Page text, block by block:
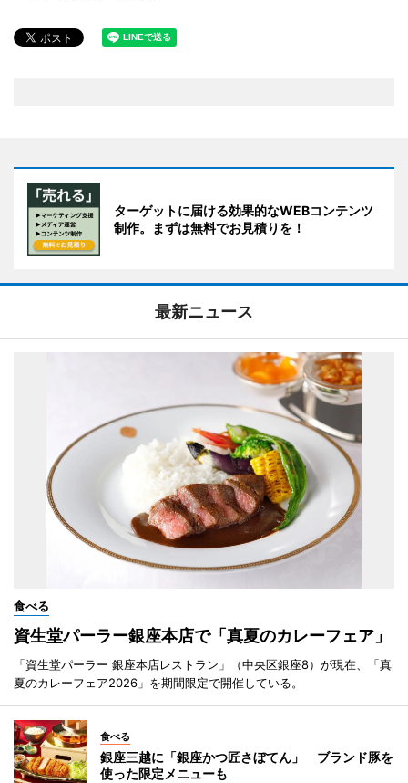
ターゲットに届ける効果的なWEBコンテンツ
制作。まずは無料でお見積りを！
最新ニュース
食べる
資生堂パーラー銀座本店で「真夏のカレーフェア」
「資生堂パーラー 銀座本店レストラン」（中央区銀座8）が現在、「真
夏のカレーフェア2026」を期間限定で開催している。
食べる
銀座三越に「銀座かつ匠さぼてん」 ブランド豚を
使った限定メニューも